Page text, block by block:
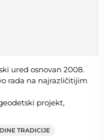
ured osnovan 2008.
rada na najrazličitijim
projekt,
TRADICIJE